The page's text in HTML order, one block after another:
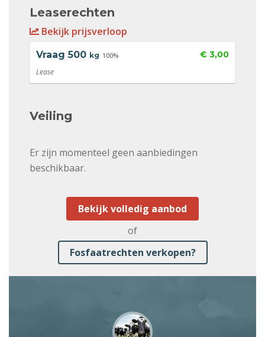
Leaserechten
Bekijk prijsverloop
Vraag 500 kg 100% € 3,00
Lease
Veiling
Er zijn momenteel geen aanbiedingen
beschikbaar.
Bekijk volledig aanbod
of
Fosfaatrechten verkopen?